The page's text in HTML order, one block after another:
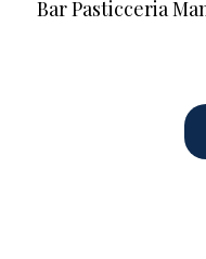
Bar Pasticceria